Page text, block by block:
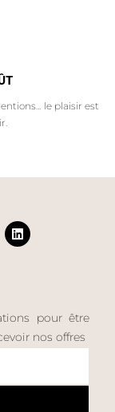
le plaisir est
pour être
nos offres